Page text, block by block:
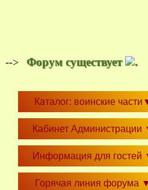
--> Форум существует .
Каталог: воинские части
Кабинет Администрации
Информация для гостей
Горячая линия форума